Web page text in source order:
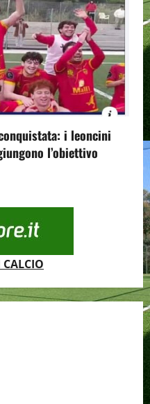
i leoncini
l’obiettivo